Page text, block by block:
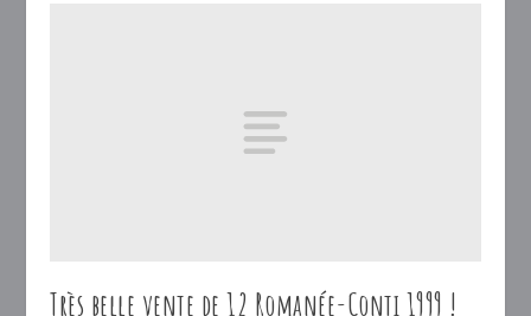
Très belle vente de 12 Romanée-Conti 1999 !